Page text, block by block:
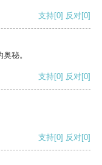
支持[0] 反对[0]
秘。
支持[0] 反对[0]
支持[0] 反对[0]